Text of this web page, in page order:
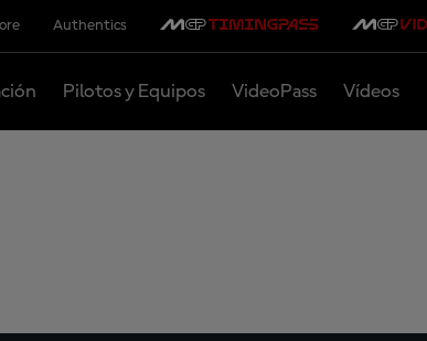
Authentics
Pilotos y Equipos VideoPass Vídeos